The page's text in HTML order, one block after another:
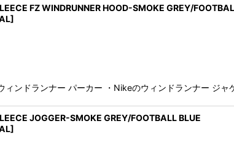
FZ WINDRUNNER HOOD-SMOKE GREY/
]
ィンドランナー パーカー ・Nikeのウィンドランナー ジ
JOGGER-SMOKE GREY/FOOTBALL BLUE
]